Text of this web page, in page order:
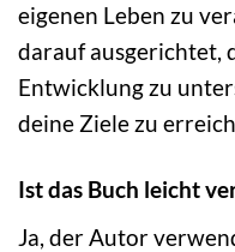
eigenen Leben zu
darauf ausgerichtet,
Entwicklung zu
deine Ziele zu
Ist das Buch leicht
Ja, der Autor